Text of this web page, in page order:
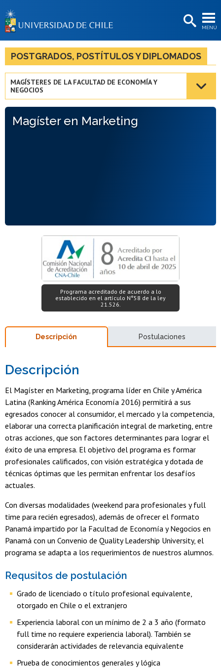
MENÚ
BIBLIOTECAS
LA UNIVERSIDAD
Funcionarias/os
POSTGRADOS, POSTÍTULOS Y DIPLOMADOS
MAGÍSTERES DE LA FACULTAD DE ECONOMÍA Y
NEGOCIOS
Programa acreditado de acuerdo a lo
establecido en el artículo N°58 de la ley
21.526.
Magíster en Marketing
Descripción Postulaciones
Descripción
El Magíster en Marketing, programa líder en Chile y América
Latina (Ranking América Economía 2016) permitirá a sus
egresados conocer al consumidor, el mercado y la competencia,
elaborar una correcta planificación integral de marketing, entre
otras acciones, que son factores determinantes para lograr el
éxito de una empresa. El objetivo del programa es formar
profesionales calificados, con visión estratégica y dotada de
técnicas óptimas que les permitan enfrentar los desafíos
actuales.
Con diversas modalidades (weekend para profesionales y full
time para recién egresados), además de ofrecer el formato
Panamá impartido por la Facultad de Economía y Negocios en
Panamá con un Convenio de Quality Leadership University, el
programa se adapta a los requerimientos de nuestros alumnos.
Requsitos de postulación
Grado de licenciado o título profesional equivalente,
otorgado en Chile o el extranjero
Experiencia laboral con un mínimo de 2 a 3 año (formato
full time no requiere experiencia laboral). También se
considerarán actividades de relevancia equivalente
Prueba de conocimientos generales y lógica